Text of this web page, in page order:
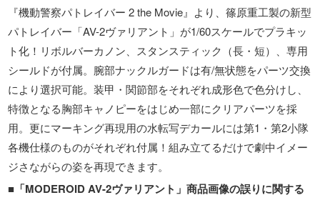
『機動警察パトレイバー 2 the Movie』より、篠原重工製の新型
パトレイバー「AV-2ヴァリアント」が1/60スケールでプラキッ
ト化！リボルバーカノン、スタンスティック（長・短）、専用
シールドが付属。腕部ナックルガードは有/無状態をパーツ交換
により選択可能。装甲・関節部をそれぞれ成形色で色分けし、
特徴となる胸部キャノピーをはじめ一部にクリアパーツを採
用。更にマーキング再現用の水転写デカールには第1・第2小隊
各機仕様のものがそれぞれ付属！組み立てるだけで劇中イメー
ジさながらの姿を再現できます。
■「MODEROID AV-2ヴァリアント」商品画像の誤りに関する